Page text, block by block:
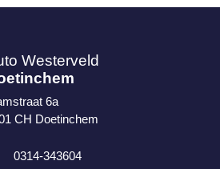
Westerveld
6a
CH Doetinchem
0314-343604